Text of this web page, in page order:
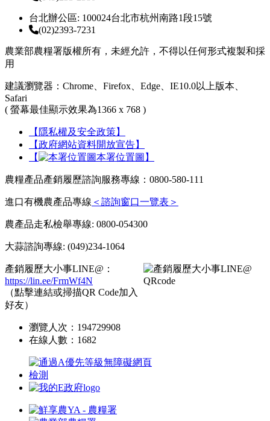
台北辦公區: 100024台北市杭州南路1段15號
(02)2393-7231
農業部農糧署版權所有，未經允許，不得以任何形式複製和採
用
建議瀏覽器：Chrome、Firefox、Edge、IE10.0以上版本、
Safari
( 螢幕最佳顯示效果為1366 x 768 )
【隱私權及安全政策】
【政府網站資料開放宣告】
【
本署位置圖】
農糧產品產銷履歷諮詢服務專線：0800-580-111
進口有機農產品專線 ＜諮詢窗口一覽表＞
農產品走私檢舉專線: 0800-054300
大蒜諮詢專線: (049)234-1064
產銷履歷大小事LINE@：
https://lin.ee/FrmWf4N
（點擊連結或掃描QR Code加入
好友）
瀏覽人次： 194729908
在線人數： 1682